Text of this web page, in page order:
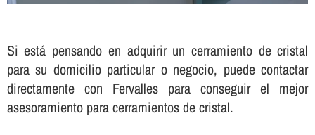
Si está pensando en adquirir un cerramiento de cristal
para su domicilio particular o negocio, puede contactar
directamente con Fervalles para conseguir el mejor
asesoramiento para cerramientos de cristal.